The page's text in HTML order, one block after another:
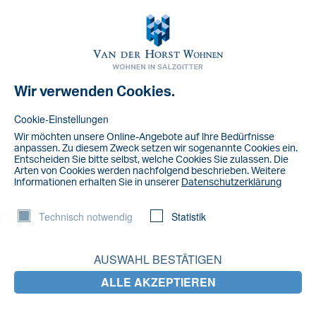
NACHRICHT
Salzgitter Flyer 2019
Salzgitter Flyer 2019
LETZTE NACHRICHTEN
Gemeinsam für ein blühendes Steterburg:
Wir stellen ein: Technischer Mitarbeiter
(m/w/d) für unsere Wohnanlagen
Wir verwenden Cookies.
Cookie-Einstellungen
Wir möchten unsere Online-Angebote auf lhre Bedürfnisse
anpassen. Zu diesem Zweck setzen wir sogenannte Cookies ein.
Entscheiden Sie bitte selbst, welche Cookies Sie zulassen. Die
Arten von Cookies werden nachfolgend beschrieben. Weitere
lnformationen erhalten Sie in unserer Datenschutzerklärung
Technisch notwendig Statistik
AUSWAHL BESTÄTIGEN
ALLE AKZEPTIEREN